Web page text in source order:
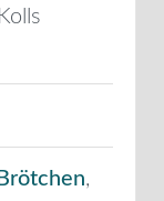
Brötchen,